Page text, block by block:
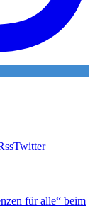
Twitter
für alle“ beim